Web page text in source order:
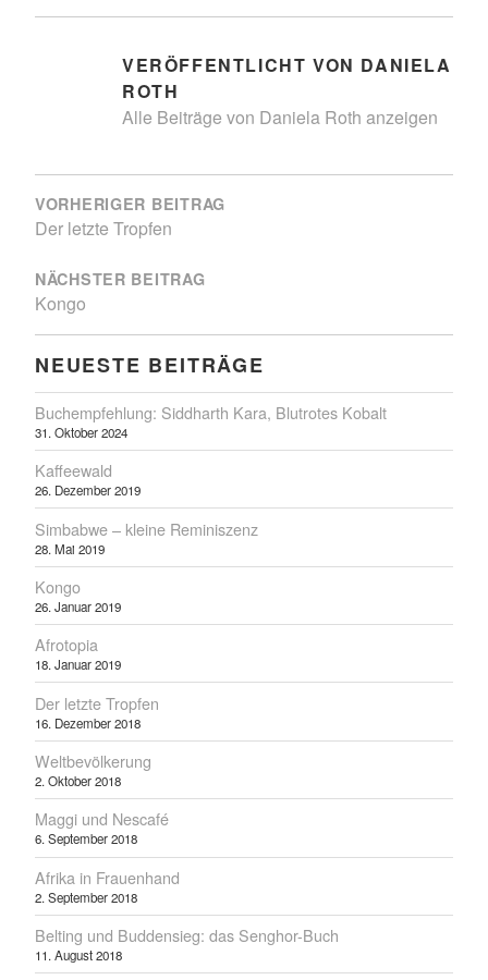
VERÖFFENTLICHT VON DANIELA
ROTH
Alle Beiträge von Daniela Roth anzeigen
BEITRAGSNAVIGATION
VORHERIGER BEITRAG
Der letzte Tropfen
NÄCHSTER BEITRAG
Kongo
NEUESTE BEITRÄGE
Buchempfehlung: Siddharth Kara, Blutrotes Kobalt
31. Oktober 2024
Kaffeewald
26. Dezember 2019
Simbabwe – kleine Reminiszenz
28. Mai 2019
Kongo
26. Januar 2019
Afrotopia
18. Januar 2019
Der letzte Tropfen
16. Dezember 2018
Weltbevölkerung
2. Oktober 2018
Maggi und Nescafé
6. September 2018
Afrika in Frauenhand
2. September 2018
Belting und Buddensieg: das Senghor-Buch
11. August 2018